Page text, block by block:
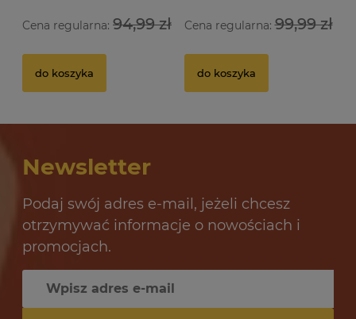
Cena regularna: 94,99 zł
do koszyka
Cena regularna:99,99 zł
do koszyka
12,69 zł
do koszyka
Newsletter
Podaj swój adres e-mail, jeżeli chcesz
otrzymywać informacje o nowościach i
promocjach.